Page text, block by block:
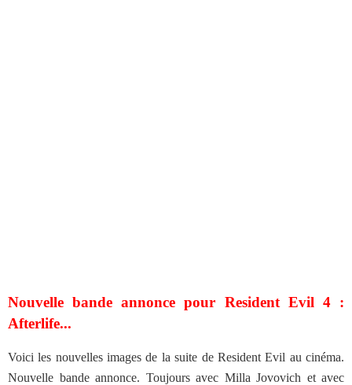
Nouvelle bande annonce pour Resident Evil 4 :
Afterlife...
Voici les nouvelles images de la suite de Resident Evil au cinéma.
Nouvelle bande annonce. Toujours avec Milla Jovovich et avec